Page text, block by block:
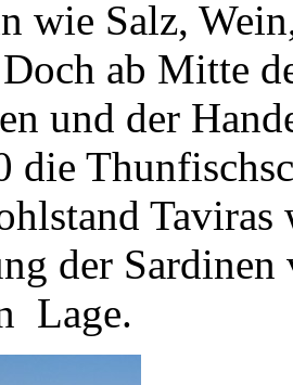
wie Salz,
ab Mitte
und der
die
der
Lage.